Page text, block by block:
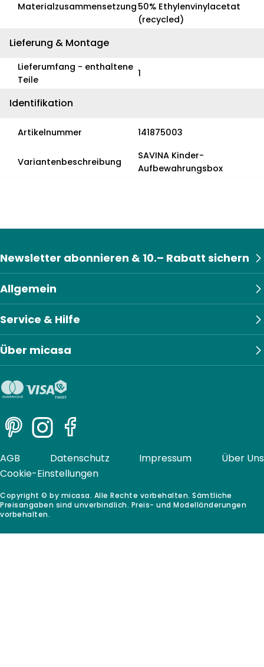
Materialzusammensetzung 50% Ethylenvinylacetat
(recycled)
Lieferung & Montage
Lieferumfang - enthaltene
Teile
1
Identifikation
Artikelnummer 141875003
Variantenbeschreibung
SAVINA Kinder-
Aufbewahrungsbox
Allgemein
Service & Hilfe
Über micasa
Newsletter abonnieren & 10.– Rabatt sichern
PinterestInstagramFacebook
Copyright © by micasa. Alle Rechte vorbehalten. Sämtliche
Preisangaben sind unverbindlich. Preis- und Modelländerungen
vorbehalten.
AGB Datenschutz Impressum
Über Uns
Cookie-Einstellungen